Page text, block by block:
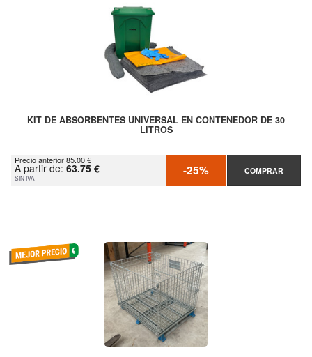
KIT DE ABSORBENTES UNIVERSAL EN CONTENEDOR DE 30
LITROS
Precio anterior 85.00 €
A partir de: 63.75 €
SIN IVA -25% COMPRAR